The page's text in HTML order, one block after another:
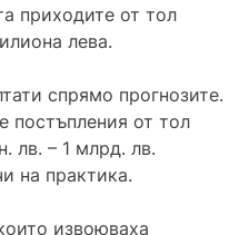
приходите от тол
лева.
спрямо прогнозите.
постъпления от тол
лв. – 1 млрд. лв.
на практика.
извоюваха